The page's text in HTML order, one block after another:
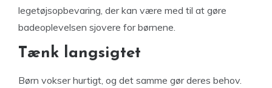
legetøjsopbevaring, der kan være med til at gøre
badeoplevelsen sjovere for børnene.
Tænk langsigtet
Børn vokser hurtigt, og det samme gør deres behov.